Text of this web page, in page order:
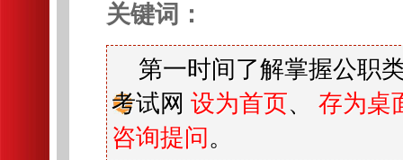
关键词：
第一时间了解掌握公职
考试网 设为首页、 存为桌
咨询提问 。